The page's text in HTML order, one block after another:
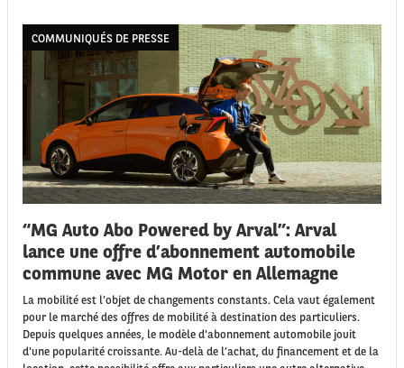
COMMUNIQUÉS DE PRESSE
“MG Auto Abo Powered by Arval”: Arval
lance une offre d’abonnement automobile
commune avec MG Motor en Allemagne
La mobilité est l’objet de changements constants. Cela vaut également
pour le marché des offres de mobilité à destination des particuliers.
Depuis quelques années, le modèle d'abonnement automobile jouit
d'une popularité croissante. Au-delà de l’achat, du financement et de la